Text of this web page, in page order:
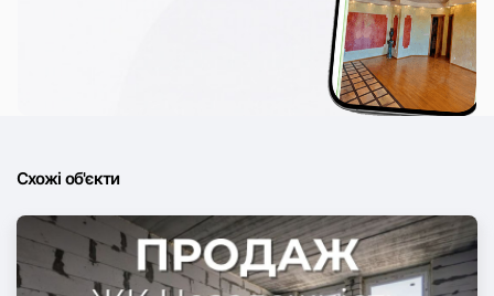
Схожі об'єкти